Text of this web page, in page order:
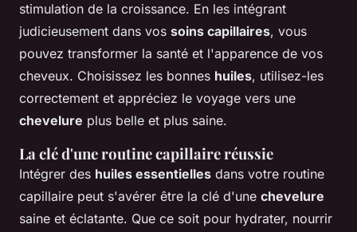
stimulation de la croissance. En les intégrant
judicieusement dans vos soins capillaires, vous
pouvez transformer la santé et l'apparence de vos
cheveux. Choisissez les bonnes huiles, utilisez-les
correctement et appréciez le voyage vers une
chevelure plus belle et plus saine.
La clé d'une routine capillaire réussie
Intégrer des huiles essentielles dans votre routine
capillaire peut s'avérer être la clé d'une chevelure
saine et éclatante. Que ce soit pour hydrater, nourrir